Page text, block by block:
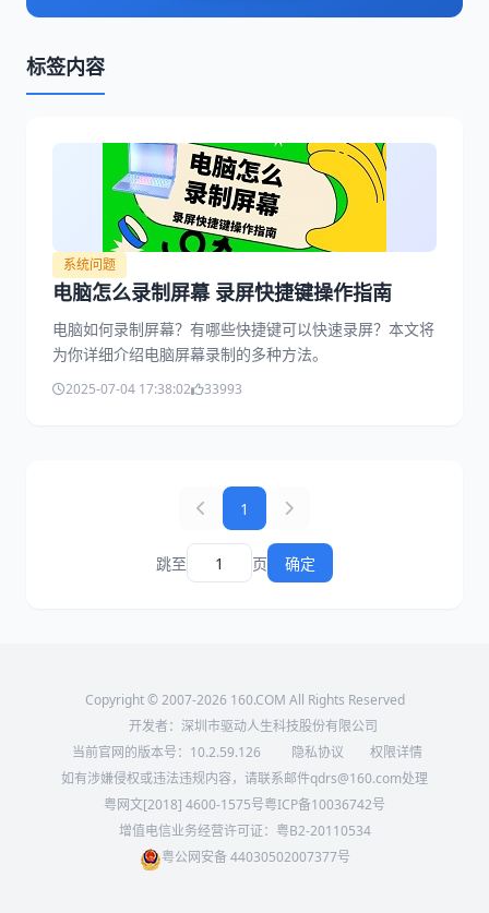
标签内容
系统问题
电脑怎么录制屏幕 录屏快捷键操作指南
电脑如何录制屏幕？有哪些快捷键可以快速录屏？本文将
为你详细介绍电脑屏幕录制的多种方法。
2025-07-04 17:38:02 33993
1
跳至 页 确定
Copyright © 2007-2026 160.COM All Rights Reserved
开发者：深圳市驱动人生科技股份有限公司
当前官网的版本号： 10.2.59.126 隐私协议
权限详情
如有涉嫌侵权或违法违规内容，请联系邮件qdrs@160.com处理
粤网文[2018] 4600-1575号粤ICP备10036742号
增值电信业务经营许可证：粤B2-20110534
粤公网安备 44030502007377号